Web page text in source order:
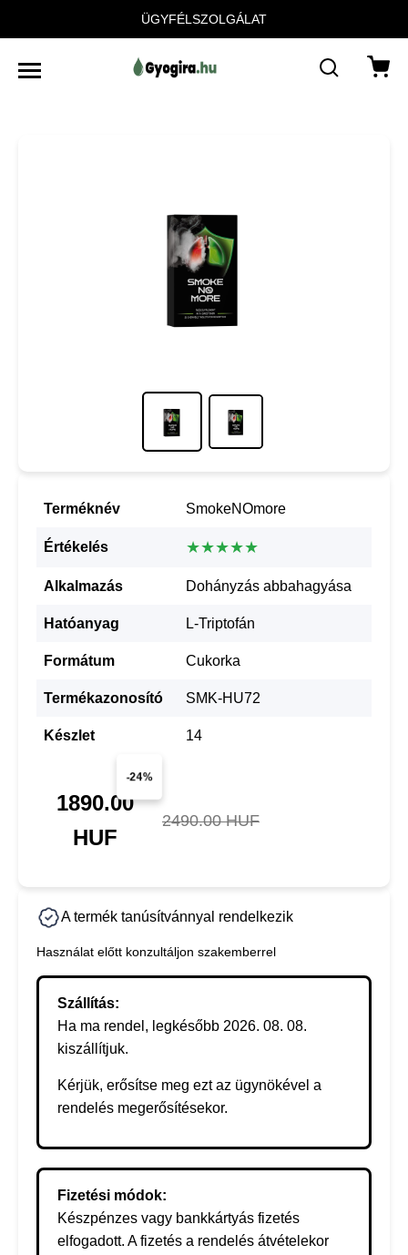
ÜGYFÉLSZOLGÁLAT
Terméknév SmokeNOmore
Értékelés ★★★★★
Alkalmazás Dohányzás abbahagyása
Hatóanyag L-Triptofán
Formátum Cukorka
Termékazonosító SMK-HU72
Készlet 14
-24%
1890.00
HUF
2490.00 HUF
A termék tanúsítvánnyal rendelkezik
Használat előtt konzultáljon szakemberrel
Szállítás:
Ha ma rendel, legkésőbb 2026. 08. 08.
kiszállítjuk.
Kérjük, erősítse meg ezt az ügynökével a
rendelés megerősítésekor.
Fizetési módok:
Készpénzes vagy bankkártyás fizetés
elfogadott. A fizetés a rendelés átvételekor